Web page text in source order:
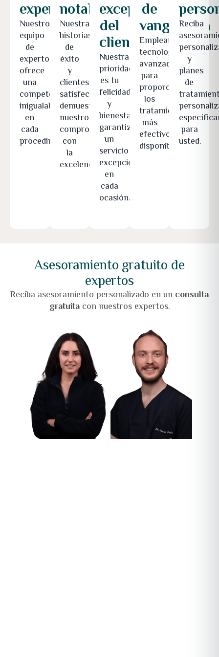
experiencia
Nuestro
equipo
de
expertos
ofrece
una
competencia
inigualable
en
cada
procedimiento.
notables
Nuestras
historias
de
éxito
y
clientes
satisfechos
demuestran
nuestro
compromiso
con
la
excelencia.
excepcional
del
cliente
Nuestra
prioridad
es tu
felicidad
y
bienestar,
garantizando
un
servicio
excepcional
en
cada
ocasión.
de
vanguardia
Empleamos
tecnologías
avanzadas
para
proporcionar
los
tratamientos
más
efectivos
disponibles.
Reciba
y
planes
de
para
usted.
Asesoramiento gratuito de
expertos
Reciba asesoramiento personalizado en un consulta
gratuitacon nuestros expertos.